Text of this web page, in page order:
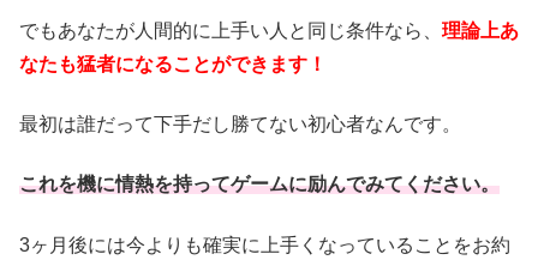
でもあなたが人間的に上手い人と同じ条件なら、 理論上あ
なたも猛者になることができます！
最初は誰だって下手だし勝てない初心者なんです。
これを機に情熱を持ってゲームに励んでみてください。
3ヶ月後には今よりも確実に上手くなっていることをお約